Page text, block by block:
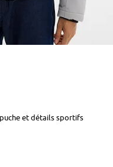
et détails sportifs